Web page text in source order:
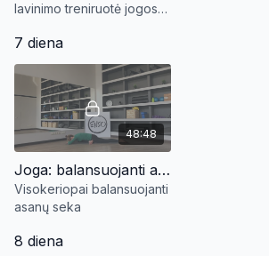
lavinimo treniruotė jogos
pradedantiesiems.
7 diena
48:48
Joga: balansuojanti asanų seka
Visokeriopai balansuojanti
asanų seka
8 diena